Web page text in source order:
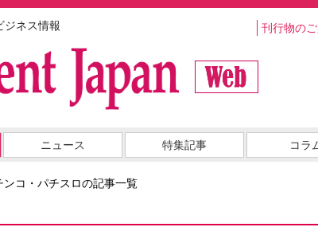
ジネス情報 刊行物の
ニュース 特集記事 コラ
ンコ・パチスロの記事一覧